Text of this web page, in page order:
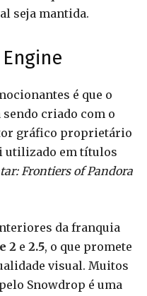
seja mantida.
é que o
sendo criado com o
gráfico proprietário
utilizado em títulos
Frontiers of Pandora
da franquia
2 e 2.5, o que promete
visual. Muitos
Snowdrop é uma